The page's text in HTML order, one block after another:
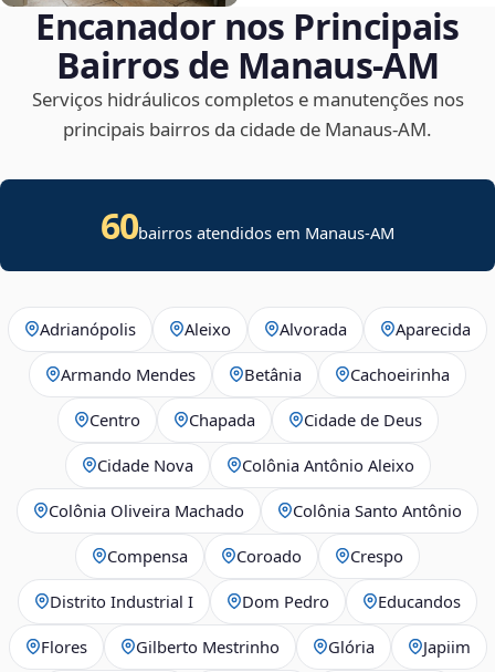
Encanador nos Principais
Bairros de Manaus‑AM
Serviços hidráulicos completos e manutenções nos
principais bairros da cidade de Manaus‑AM.
60bairros atendidos em Manaus-AM
Adrianópolis Aleixo Alvorada Aparecida
Armando Mendes Betânia Cachoeirinha
Centro Chapada Cidade de Deus
Cidade Nova Colônia Antônio Aleixo
Colônia Oliveira Machado Colônia Santo Antônio
Compensa Coroado Crespo
Distrito Industrial I Dom Pedro Educandos
Flores Gilberto Mestrinho Glória Japiim